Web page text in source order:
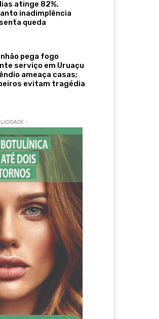
atinge 82%,
inadimplência
queda
pega fogo
serviço em Uruaçu
ameaça casas;
evitam tragédia
-